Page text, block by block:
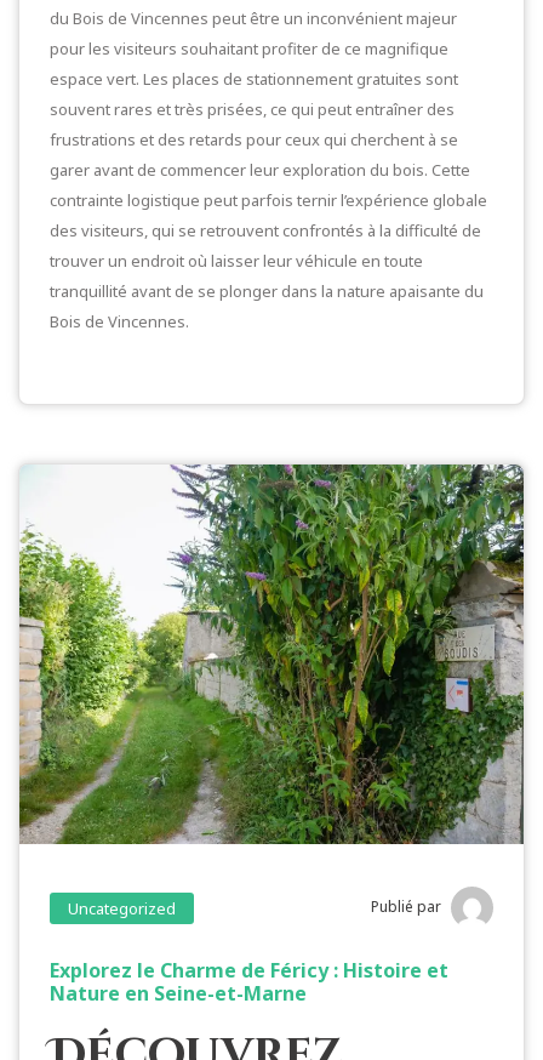
du Bois de Vincennes peut être un inconvénient majeur
pour les visiteurs souhaitant profiter de ce magnifique
espace vert. Les places de stationnement gratuites sont
souvent rares et très prisées, ce qui peut entraîner des
frustrations et des retards pour ceux qui cherchent à se
garer avant de commencer leur exploration du bois. Cette
contrainte logistique peut parfois ternir l’expérience globale
des visiteurs, qui se retrouvent confrontés à la difficulté de
trouver un endroit où laisser leur véhicule en toute
tranquillité avant de se plonger dans la nature apaisante du
Bois de Vincennes.
Uncategorized Publié par
Explorez le Charme de Féricy : Histoire et
Nature en Seine-et-Marne